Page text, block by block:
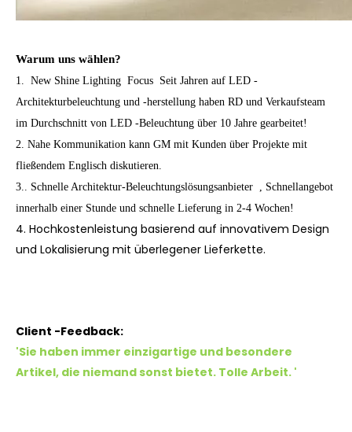
Warum uns wählen?
1. New Shine Lighting Focus Seit Jahren auf LED -
Architekturbeleuchtung und -herstellung haben RD und Verkaufsteam
im Durchschnitt von LED -Beleuchtung über 10 Jahre gearbeitet!
2. Nahe Kommunikation kann GM mit Kunden über Projekte mit
fließendem Englisch diskutieren.
3.. Schnelle Architektur-Beleuchtungslösungsanbieter , Schnellangebot
innerhalb einer Stunde und schnelle Lieferung in 2-4 Wochen!
4. Hochkostenleistung basierend auf innovativem Design
und Lokalisierung mit überlegener Lieferkette.
Client -Feedback:
'Sie haben immer einzigartige und besondere
Artikel, die niemand sonst bietet. Tolle Arbeit. '